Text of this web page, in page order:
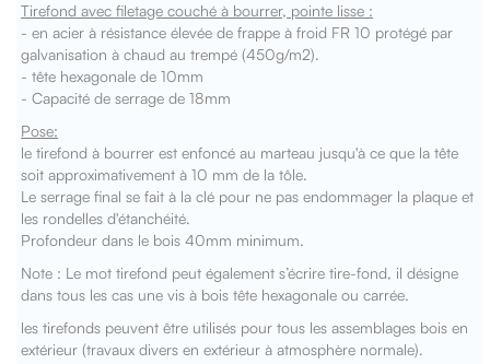
Tirefond avec filetage couché à bourrer, pointe lisse :
- en acier à résistance élevée de frappe à froid FR 10 protégé par
galvanisation à chaud au trempé (450g/m2).
- tête hexagonale de 10mm
- Capacité de serrage de 18mm
Pose:
le tirefond à bourrer est enfoncé au marteau jusqu'à ce que la tête
soit approximativement à 10 mm de la tôle.
Le serrage final se fait à la clé pour ne pas endommager la plaque et
les rondelles d'étanchéité.
Profondeur dans le bois 40mm minimum.
Note : Le mot tirefond peut également s’écrire tire-fond, il désigne
dans tous les cas une vis à bois tête hexagonale ou carrée.
les tirefonds peuvent être utilisés pour tous les assemblages bois en
extérieur (travaux divers en extérieur à atmosphère normale).